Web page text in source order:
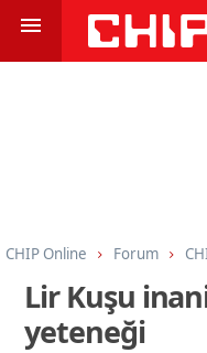
CHIP Online Forum
Lir Kuşu
yeteneği